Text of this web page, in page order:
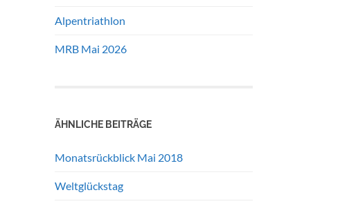
Alpentriathlon
MRB Mai 2026
ÄHNLICHE BEITRÄGE
Monatsrückblick Mai 2018
Weltglückstag